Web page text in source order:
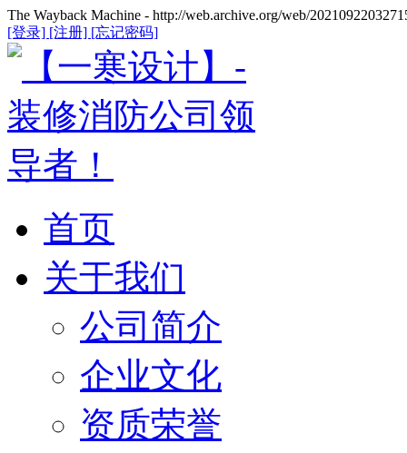
The Wayback Machine - http://web.archive.org/web/
[登录] [注册] [忘记密码]
首页
关于我们
公司简介
企业文化
资质荣誉